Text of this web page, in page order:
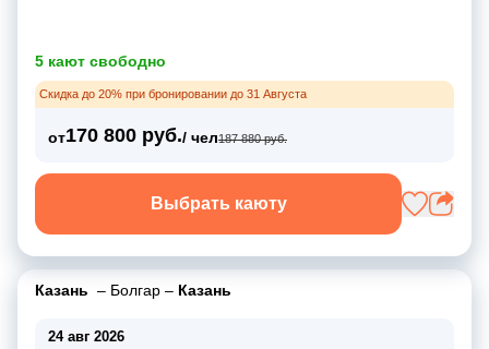
5 кают свободно
Скидка до 20% при бронировании до 31 Августа
от170 800 руб./ чел187 880 руб.
Выбрать каюту
Казань – Болгар – Казань
24 авг 2026